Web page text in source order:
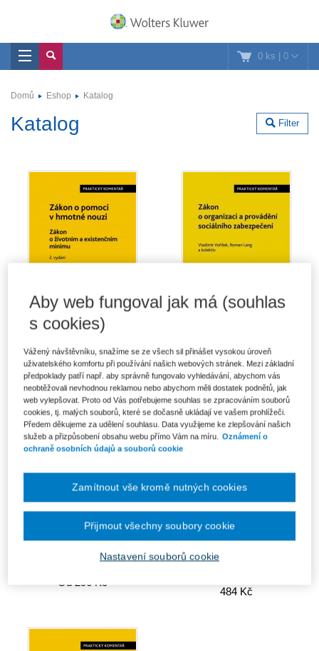
0 ks | 0
Domů Eshop Katalog
Filter
Katalog
Zákon o pomoci v hmotné
nouzi. Zákon o životním
Od 513 Kč
Od 925 Kč
Zákon o veřejných dražbách.
Praktický komentář
Od 296 Kč
Účetní předpisy pro vybrané
účetní jednotky. Praktický
484 Kč
Aby web fungoval jak má (souhlas
s cookies)
Vážený návštěvníku, snažíme se ze všech sil přinášet vysokou úroveň
uživatelského komfortu při používání našich webových stránek. Mezi základní
předpoklady patří např. aby správně fungovalo vyhledávání, abychom vás
neobtěžovali nevhodnou reklamou nebo abychom měli dostatek podnětů, jak
web vylepšovat. Proto od Vás potřebujeme souhlas se zpracováním souborů
cookies, tj. malých souborů, které se dočasně ukládají ve vašem prohlížeči.
Předem děkujeme za udělení souhlasu. Data využijeme ke zlepšování našich
služeb a přizpůsobení obsahu webu přímo Vám na míru.
Oznámení o
ochraně osobních údajů a souborů cookie
Nastavení souborů cookie
Zamítnout vše kromě nutných cookies
Přijmout všechny soubory cookie